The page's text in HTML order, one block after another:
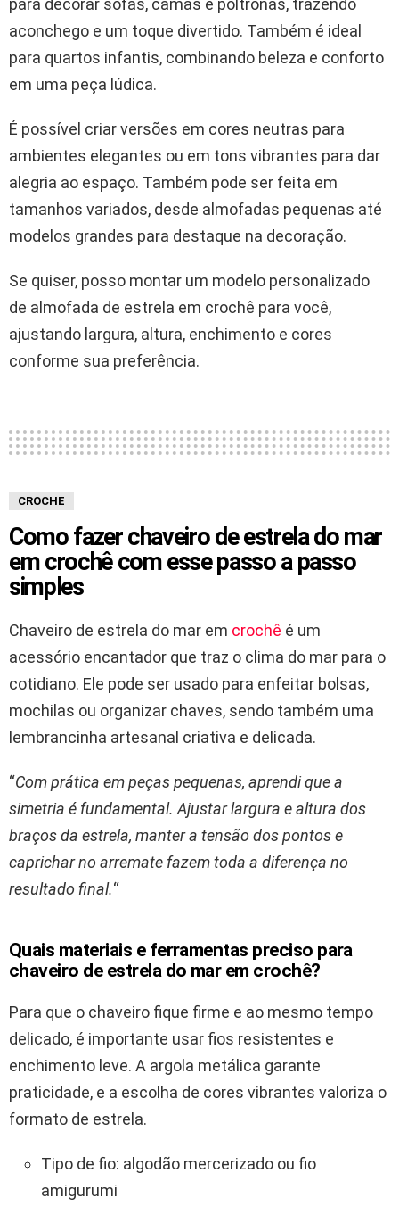
para decorar sofás, camas e poltronas, trazendo
aconchego e um toque divertido. Também é ideal
para quartos infantis, combinando beleza e conforto
em uma peça lúdica.
É possível criar versões em cores neutras para
ambientes elegantes ou em tons vibrantes para dar
alegria ao espaço. Também pode ser feita em
tamanhos variados, desde almofadas pequenas até
modelos grandes para destaque na decoração.
Se quiser, posso montar um modelo personalizado
de almofada de estrela em crochê para você,
ajustando largura, altura, enchimento e cores
conforme sua preferência.
CROCHE
Como fazer chaveiro de estrela do mar
em crochê com esse passo a passo
simples
Chaveiro de estrela do mar em crochê é um
acessório encantador que traz o clima do mar para o
cotidiano. Ele pode ser usado para enfeitar bolsas,
mochilas ou organizar chaves, sendo também uma
lembrancinha artesanal criativa e delicada.
“Com prática em peças pequenas, aprendi que a
simetria é fundamental. Ajustar largura e altura dos
braços da estrela, manter a tensão dos pontos e
caprichar no arremate fazem toda a diferença no
resultado final.“
Quais materiais e ferramentas preciso para
chaveiro de estrela do mar em crochê?
Para que o chaveiro fique firme e ao mesmo tempo
delicado, é importante usar fios resistentes e
enchimento leve. A argola metálica garante
praticidade, e a escolha de cores vibrantes valoriza o
formato de estrela.
Tipo de fio: algodão mercerizado ou fio
amigurumi